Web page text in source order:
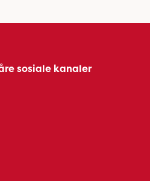
sosiale kanaler